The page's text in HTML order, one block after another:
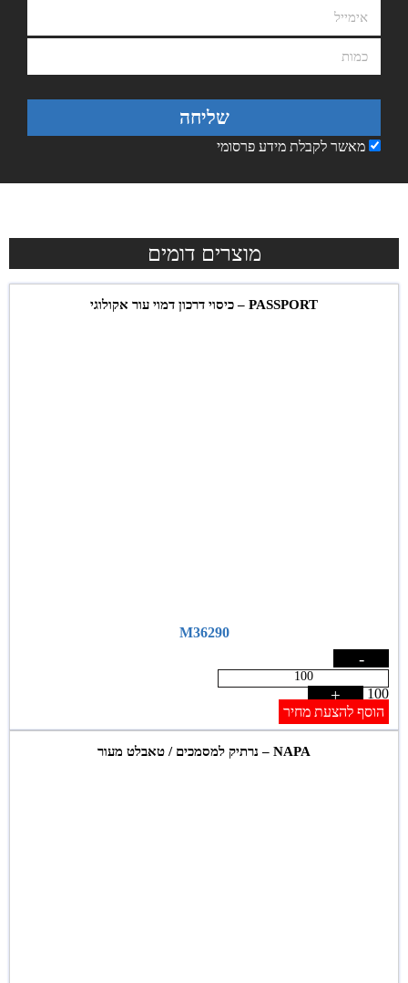
מאשר לקבלת מידע פרסומי
שליחה
מוצרים דומים
PASSPORT – כיסוי דרכון דמוי עור אקולוגי
M36290
-
100
+
הוסף להצעת מחיר
NAPA – נרתיק למסמכים / טאבלט מעור